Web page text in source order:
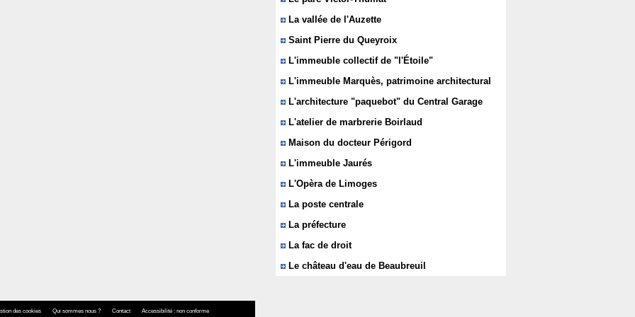
La vallée de l'Auzette
Saint Pierre du Queyroix
L'immeuble collectif de "l'Étoile"
L'immeuble Marquès, patrimoine architectural
L'architecture "paquebot" du Central Garage
L'atelier de marbrerie Boirlaud
Maison du docteur Périgord
L'immeuble Jaurés
L'Opèra de Limoges
La poste centrale
La préfecture
La fac de droit
Le château d'eau de Beaubreuil
des cookies Qui sommes nous ? Contact Accessibilité : non conforme